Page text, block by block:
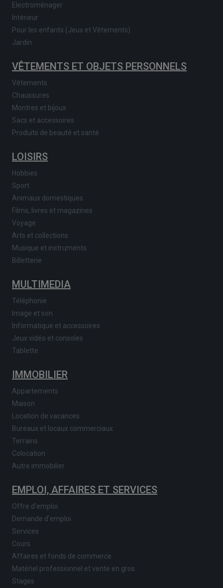
Electroménager
Intérieur
Pour les enfants (Jeux et Vêtements)
Jardin
VÊTEMENTS ET OBJETS PERSONNELS
Vêtements
Chaussures
Montres et bijoux
Sacs et accessoires
Produits de beauté et santé
LOISIRS
Hobbies
Sport
Animaux domestiques
Films, livres et magazines
Voyage
Arts et collections
Musique et instruments
Billetterie
MULTIMEDIA
Téléphonie
Image et son
Informatique et accessoires
Jeux vidéo et consoles
Tablette
IMMOBILIER
Appartements
Maison
Location de vacances
Bureaux et locaux commerciaux
Terrains
Colocation
Autre immobilier
EMPLOI, AFFAIRES ET SERVICES
Offre d'emploi
Demande d'emploi
Services
Cours
Affaires et fonds de commerce
Matériel professionnel et vente en gros
Stages